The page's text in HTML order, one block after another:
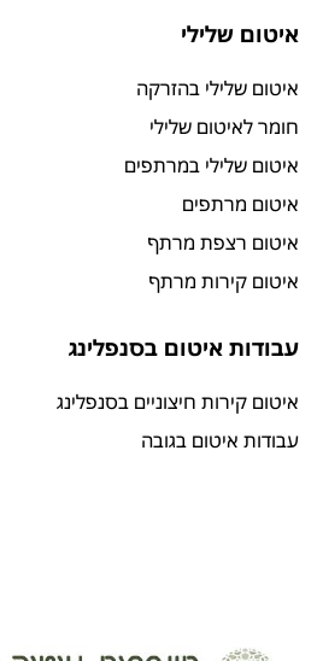
איטום שלילי
איטום שלילי בהזרקה
חומר לאיטום שלילי
איטום שלילי במרתפים
איטום מרתפים
איטום רצפת מרתף
איטום קירות מרתף
עבודות איטום בסנפלינג
איטום קירות חיצוניים בסנפלינג
עבודות איטום בגובה